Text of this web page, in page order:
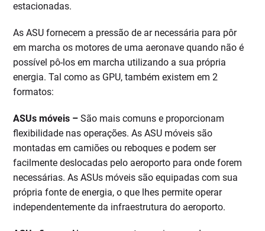
estacionadas.
As ASU fornecem a pressão de ar necessária para pôr
em marcha os motores de uma aeronave quando não é
possível pô-los em marcha utilizando a sua própria
energia. Tal como as GPU, também existem em 2
formatos:
ASUs móveis – São mais comuns e proporcionam
flexibilidade nas operações. As ASU móveis são
montadas em camiões ou reboques e podem ser
facilmente deslocadas pelo aeroporto para onde forem
necessárias. As ASUs móveis são equipadas com sua
própria fonte de energia, o que lhes permite operar
independentemente da infraestrutura do aeroporto.